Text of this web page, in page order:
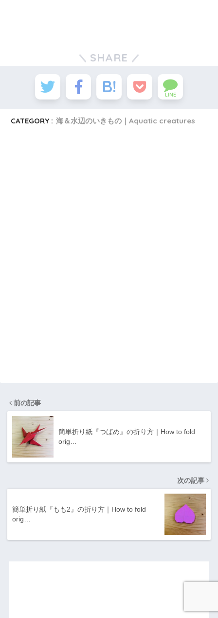
SHARE
LINE
CATEGORY : 海＆水辺のいきもの｜Aquatic creatures
前の記事
簡単折り紙『つばめ』の折り方｜How to fold
orig…
次の記事
簡単折り紙『もも2』の折り方｜How to fold
orig…